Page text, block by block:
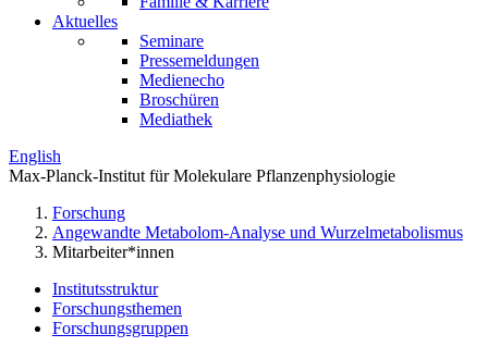
Aktuelles
Seminare
Pressemeldungen
Medienecho
Broschüren
Mediathek
English
Max-Planck-Institut für Molekulare Pflanzenphysiologie
Forschung
Angewandte Metabolom-Analyse und Wurzelmetabolismus
Mitarbeiter*innen
Institutsstruktur
Forschungsthemen
Forschungsgruppen